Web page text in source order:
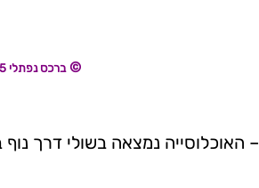
ברכס נפתלי 6.5.2025, .צלמו מימין:1-רננה לביא, 2 ו-3 בר שמש ©